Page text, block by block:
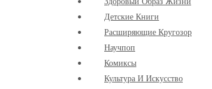
Детские Книги
Расширяющие Кругозор
Научпоп
Комиксы
Культура И Искусство